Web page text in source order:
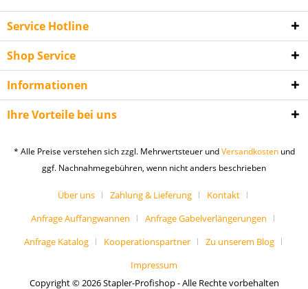
glasfaserverstärkten Kunststoff: Das Material verbindet ein
vergleichsweise geringes Eigengewicht mit hoher
Formstabilität und guter Beständigkeit gegenüber vielen
äußeren Einflüssen. Für Einkäufer, Betriebsleiter und
Instandhaltungsverantwortliche zählt dabei nicht nur der
Bereitstellung, einfache Handhabung, saubere
Betriebsabläufe. Kastenförmige GFK-Fässer eignen sich
insbesondere für gewerbliche Anwender, die robuste
Transport- und Lagerbehälter mit klarer Geometrie suchen
Materialien legen.
Was ist ein GFK-Fass kastenförmig?
Service Hotline
Shop Service
Informationen
Ihre Vorteile bei uns
* Alle Preise verstehen sich zzgl. Mehrwertsteuer undVersandkostenund
ggf. Nachnahmegebühren, wenn nicht anders beschrieben
Über uns Zahlung & Lieferung
Kontakt
Anfrage Auffangwannen
Anfrage Gabelverlängerungen
Anfrage Katalog
Kooperationspartner
Zu unserem Blog
Impressum
Copyright © 2026 Stapler-Profishop - Alle Rechte vorbehalten